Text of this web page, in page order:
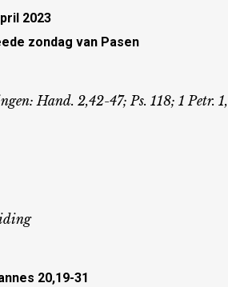
2023
zondag van Pasen
Hand. 2,42-47; Ps. 118; 1 Petr.
20,19-31